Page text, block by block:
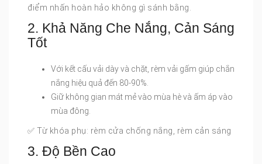
điểm nhấn hoàn hảo không gì sánh bằng.
2. Khả Năng Che Nắng, Cản Sáng
Tốt
Với kết cấu vải dày và chặt, rèm vải gấm giúp chắn
nắng hiệu quả đến 80-90%.
Giữ không gian mát mẻ vào mùa hè và ấm áp vào
mùa đông.
✅ Từ khóa phụ: rèm cửa chống nắng, rèm cản sáng
3. Độ Bền Cao